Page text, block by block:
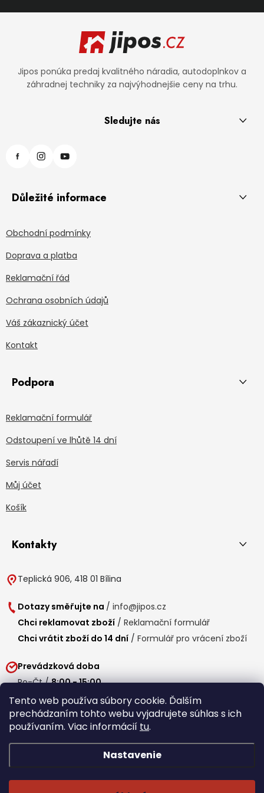
Tento web používa súbory cookie. Ďalším
prechádzaním tohto webu vyjadrujete súhlas s ich
používaním. Viac informácií tu.
Nastavenie
Jipos ponúka predaj kvalitného náradia, autodoplnkov a
záhradnej techniky za najvýhodnejšie ceny na trhu.
Sledujte nás
Důležité informace
Obchodní podmínky
Doprava a platba
Reklamační řád
Ochrana osobních údajů
Váš zákaznický účet
Kontakt
Podpora
Reklamační formulář
Odstoupení ve lhůtě 14 dní
Servis nářadí
Můj účet
Košík
Kontakty
Teplická 906, 418 01 Bílina
Dotazy směřujte na / info@jipos.cz
Chci reklamovat zboží / Reklamační formulář
Chci vrátit zboží do 14 dní / Formulář pro vrácení zboží
Prevádzková doba
Po-Čt /8:00 - 15:00
Pá / 7:30 - 14:30
Obedňajšia prestávka /11:00 - 11:30
Copyright 2026
cookies